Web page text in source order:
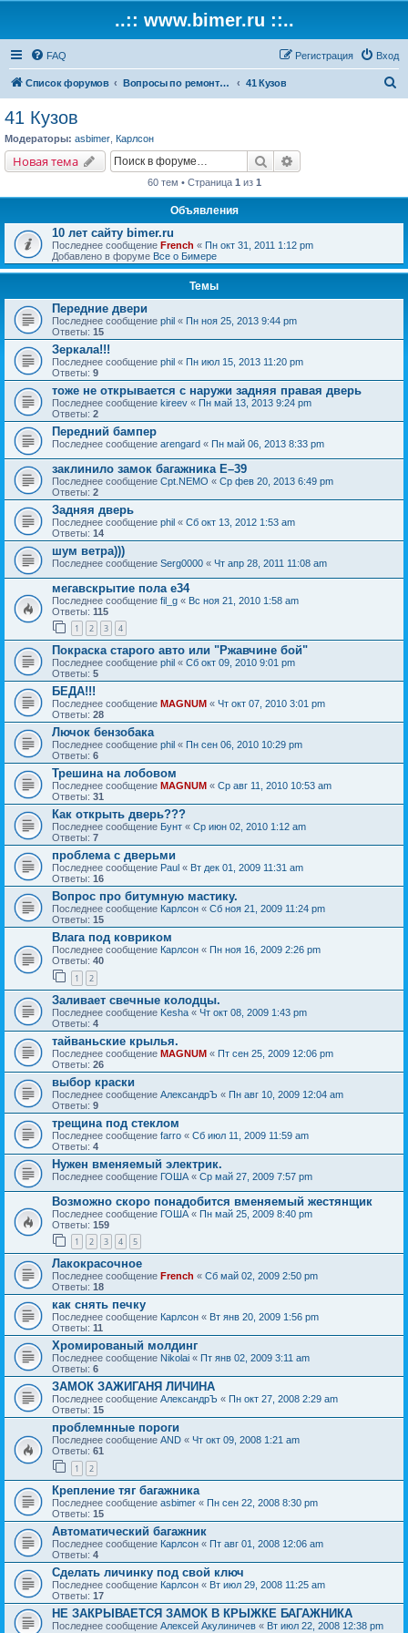
..:: www.bimer.ru ::..
FAQ Вход
Регистрация
Список форумов Вопросы по ремонту и обслуживанию BMW 41 Кузов
41 Кузов
Модераторы: asbimer Карлсон
Новая тема Поиск
60 тем • Страница 1 из 1
Объявления
10 лет сайту bimer.ru
Последнее сообщение French « Пн окт 31, 2011 1:12 pm
Добавлено в форуме Все о Бимере
Темы
Передние двери
Последнее сообщение phil « Пн ноя 25, 2013 9:44 pm
Ответы: 15
Зеркала!!!
Последнее сообщение phil « Пн июл 15, 2013 11:20 pm
Ответы: 9
тоже не открывается с наружи задняя правая дверь
Последнее сообщение kireev « Пн май 13, 2013 9:24 pm
Ответы: 2
Передний бампер
Последнее сообщение arengard « Пн май 06, 2013 8:33 pm
заклинило замок багажника Е–39
Последнее сообщение Cpt.NEMO « Ср фев 20, 2013 6:49 pm
Ответы: 2
Задняя дверь
Последнее сообщение phil « Сб окт 13, 2012 1:53 am
Ответы: 14
шум ветра)))
Последнее сообщение Serg0000 « Чт апр 28, 2011 11:08 am
мегавскрытие пола е34
Последнее сообщение fil_g « Вс ноя 21, 2010 1:58 am
Ответы: 115
1 2 3 4
Покраска старого авто или "Ржавчине бой"
Последнее сообщение phil « Сб окт 09, 2010 9:01 pm
Ответы: 5
БЕДА!!!
Последнее сообщение MAGNUM « Чт окт 07, 2010 3:01 pm
Ответы: 28
Лючок бензобака
Последнее сообщение phil « Пн сен 06, 2010 10:29 pm
Ответы: 6
Трешина на лобовом
Последнее сообщение MAGNUM « Ср авг 11, 2010 10:53 am
Ответы: 31
Как открыть дверь???
Последнее сообщение Бунт « Ср июн 02, 2010 1:12 am
Ответы: 7
проблема с дверьми
Последнее сообщение Paul « Вт дек 01, 2009 11:31 am
Ответы: 16
Вопрос про битумную мастику.
Последнее сообщение Карлсон « Сб ноя 21, 2009 11:24 pm
Ответы: 15
Влага под ковриком
Последнее сообщение Карлсон « Пн ноя 16, 2009 2:26 pm
Ответы: 40
1 2
Заливает свечные колодцы.
Последнее сообщение Kesha « Чт окт 08, 2009 1:43 pm
Ответы: 4
тайваньские крылья.
Последнее сообщение MAGNUM « Пт сен 25, 2009 12:06 pm
Ответы: 26
выбор краски
Последнее сообщение АлександрЪ « Пн авг 10, 2009 12:04 am
Ответы: 9
трещина под стеклом
Последнее сообщение farro « Сб июл 11, 2009 11:59 am
Ответы: 4
Нужен вменяемый электрик.
Последнее сообщение ГОША « Ср май 27, 2009 7:57 pm
Возможно скоро понадобится вменяемый жестянщик
Последнее сообщение ГОША « Пн май 25, 2009 8:40 pm
Ответы: 159
1 2 3 4 5
Лакокрасочное
Последнее сообщение French « Сб май 02, 2009 2:50 pm
Ответы: 18
как снять печку
Последнее сообщение Карлсон « Вт янв 20, 2009 1:56 pm
Ответы: 11
Хромированый молдинг
Последнее сообщение Nikolai « Пт янв 02, 2009 3:11 am
Ответы: 6
ЗАМОК ЗАЖИГАНЯ ЛИЧИНА
Последнее сообщение АлександрЪ « Пн окт 27, 2008 2:29 am
Ответы: 15
проблемнные пороги
Последнее сообщение AND « Чт окт 09, 2008 1:21 am
Ответы: 61
1 2
Крепление тяг багажника
Последнее сообщение asbimer « Пн сен 22, 2008 8:30 pm
Ответы: 15
Автоматический багажник
Последнее сообщение Карлсон « Пт авг 01, 2008 12:06 am
Ответы: 4
Сделать личинку под свой ключ
Последнее сообщение Карлсон « Вт июл 29, 2008 11:25 am
Ответы: 17
НЕ ЗАКРЫВАЕТСЯ ЗАМОК В КРЫЖКЕ БАГАЖНИКА
Последнее сообщение Алексей Акулиничев « Вт июл 22, 2008 12:38 pm